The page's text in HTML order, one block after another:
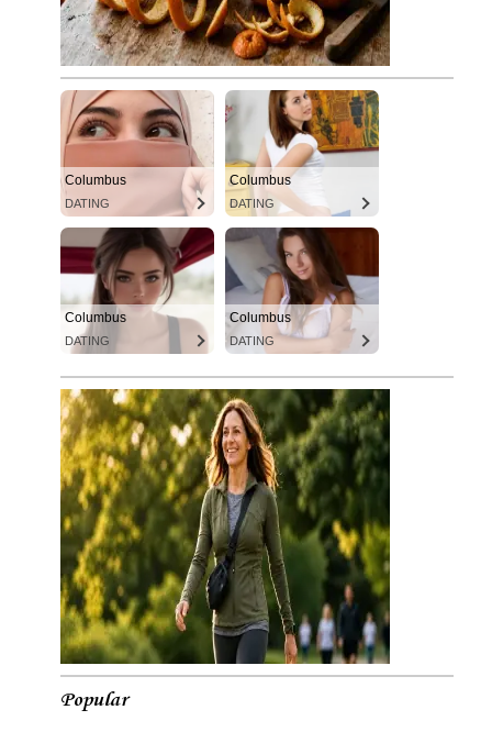
Columbus
DATING
Columbus
DATING
Columbus
DATING
Columbus
DATING
Popular